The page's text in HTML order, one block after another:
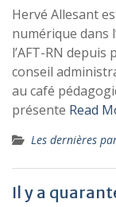
Hervé Allesant
numérique dans
l’AFT-RN
conseil
au café
présente Read
Les dernières
Il y a